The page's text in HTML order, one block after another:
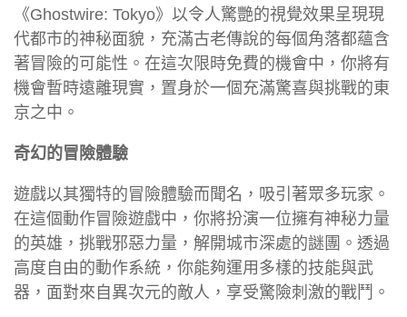
《Ghostwire: Tokyo》以令人驚艷的視覺效果呈現現
代都市的神秘面貌，充滿古老傳說的每個角落都蘊含
著冒險的可能性。在這次限時免費的機會中，你將有
機會暫時遠離現實，置身於一個充滿驚喜與挑戰的東
京之中。
奇幻的冒險體驗
遊戲以其獨特的冒險體驗而聞名，吸引著眾多玩家。
在這個動作冒險遊戲中，你將扮演一位擁有神秘力量
的英雄，挑戰邪惡力量，解開城市深處的謎團。透過
高度自由的動作系統，你能夠運用多樣的技能與武
器，面對來自異次元的敵人，享受驚險刺激的戰鬥。